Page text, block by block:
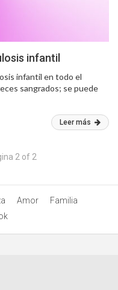
infantil
infantil en todo el
sangrados; se puede
Leer más
2 of 2
Amor
Familia